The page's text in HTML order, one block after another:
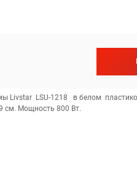
Livstar LSU-1218 в белом
см. Мощность 800 Вт.